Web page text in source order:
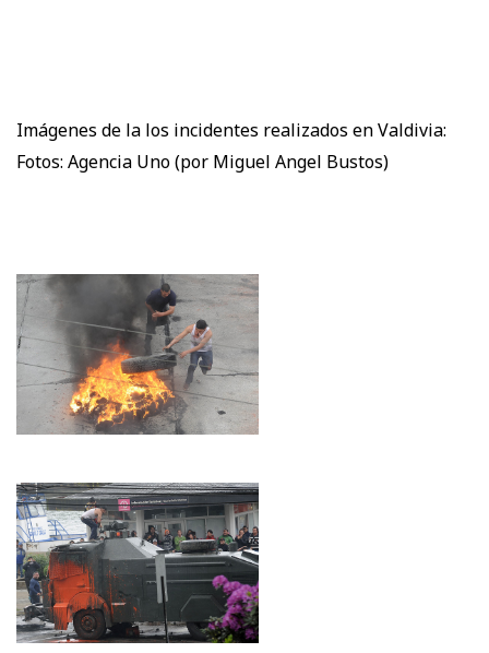
Imágenes de la los incidentes realizados en Valdivia:
Fotos: Agencia Uno (por Miguel Angel Bustos)